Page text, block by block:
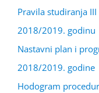
Pravila studiranja
2018/2019. godinu
Nastavni plan i
2018/2019. godine
Hodogram